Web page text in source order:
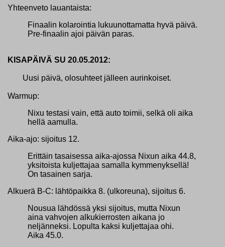
Yhteenveto lauantaista:
Finaalin kolarointia lukuunottamatta hyvä päivä.
Pre-finaalin ajoi päivän paras.
KISAPÄIVÄ SU 20.05.2012:
Uusi päivä, olosuhteet jälleen aurinkoiset.
Warmup:
Nixu testasi vain, että auto toimii, selkä oli aika
hellä aamulla.
Aika-ajo: sijoitus 12.
Erittäin tasaisessa aika-ajossa Nixun aika 44.8,
yksitoista kuljettajaa samalla kymmenyksellä!
On tasainen sarja.
Alkuerä B-C: lähtöpaikka 8. (ulkoreuna), sijoitus 6.
Nousua lähdössä yksi sijoitus, mutta Nixun
aina vahvojen alkukierrosten aikana jo
neljänneksi. Lopulta kaksi kuljettajaa ohi.
Aika 45.0.